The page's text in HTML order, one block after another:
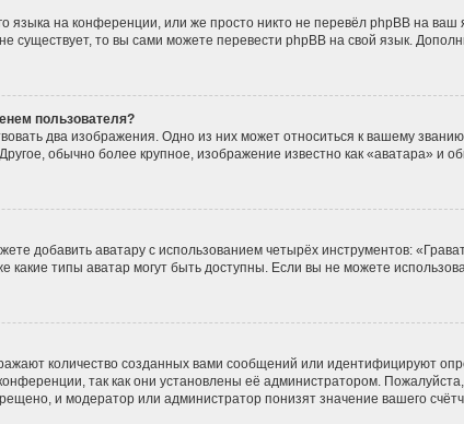
языка на конференции, или же просто никто не перевёл phpBB на
не существует, то вы сами можете перевести phpBB на свой язык.
пользователя?
два изображения. Одно из них может относиться к вашему
обычно более крупное, изображение известно как «аватара» и
добавить аватару с использованием четырёх инструментов:
какие типы аватар могут быть доступны. Если вы не можете
количество созданных вами сообщений или идентифицируют
так как они установлены её администратором.
и модератор или администратор понизят значение вашего